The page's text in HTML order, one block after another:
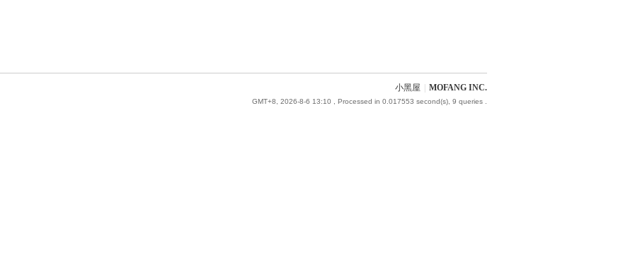
小黑屋 MOFANG INC.
GMT+8, 2026-8-6 13:10 , Processed in 0.017553 second(s), 9 queries .